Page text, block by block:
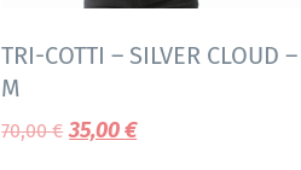
TRI-COTTI – SILVER CLOUD –
M
70,00€ 35,00€